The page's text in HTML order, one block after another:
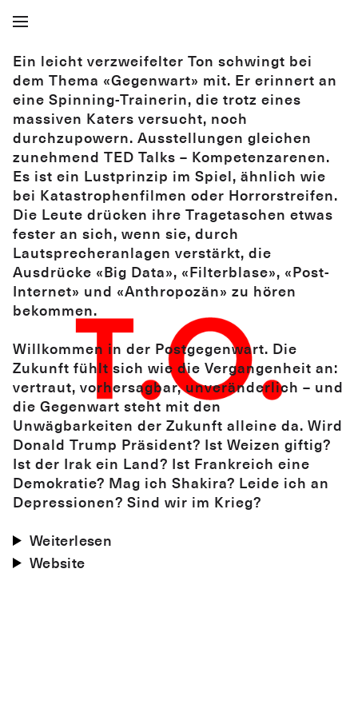
Ein leicht verzweifelter Ton schwingt bei
dem Thema «Gegenwart» mit. Er erinnert an
eine Spinning-Trainerin, die trotz eines
massiven Katers versucht, noch
durchzupowern. Ausstellungen gleichen
zunehmend TED Talks – Kompetenzarenen.
Es ist ein Lustprinzip im Spiel, ähnlich wie
bei Katastrophenfilmen oder Horrorstreifen.
Die Leute drücken ihre Tragetaschen etwas
fester an sich, wenn sie, durch
Lautsprecheranlagen verstärkt, die
Ausdrücke «Big Data», «Filterblase», «Post-
Internet» und «Anthropozän» zu hören
bekommen.
Willkommen in der Postgegenwart. Die
Zukunft fühlt sich wie die Vergangenheit an:
vertraut, vorhersagbar, unveränderlich – und
die Gegenwart steht mit den
Unwägbarkeiten der Zukunft alleine da. Wird
Donald Trump Präsident? Ist Weizen giftig?
Ist der Irak ein Land? Ist Frankreich eine
Demokratie? Mag ich Shakira? Leide ich an
Depressionen? Sind wir im Krieg?
Weiterlesen
Website